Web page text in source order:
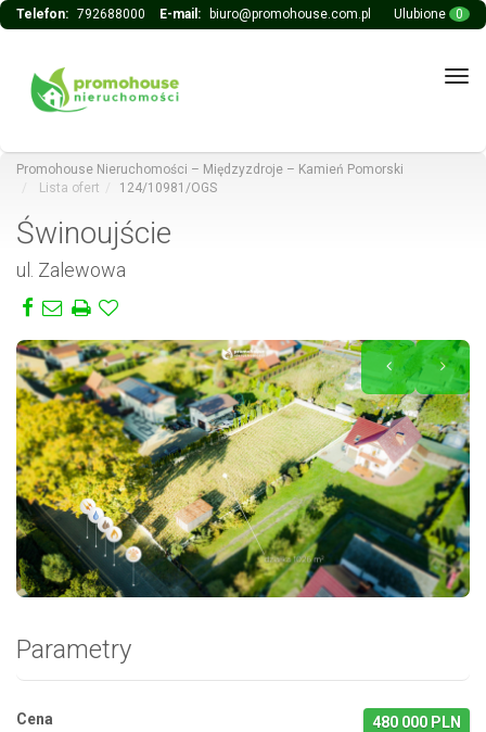
Telefon: 792688000 E-mail: biuro@promohouse.com.pl Ulubione 0
Promohouse Nieruchomości – Międzyzdroje – Kamień Pomorski
Lista ofert
124/10981/OGS
Świnoujście
ul. Zalewowa
Zdjęcie 1
Parametry
Cena
480 000 PLN